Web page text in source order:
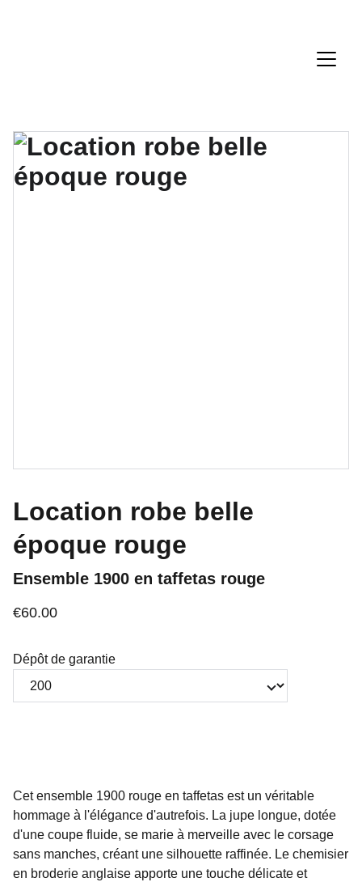
Location robe belle
époque rouge
Ensemble 1900 en taffetas rouge
€60.00
Dépôt de garantie
Cet ensemble 1900 rouge en taffetas est un véritable
hommage à l'élégance d'autrefois. La jupe longue, dotée
d'une coupe fluide, se marie à merveille avec le corsage
sans manches, créant une silhouette raffinée. Le chemisier
en broderie anglaise apporte une touche délicate et